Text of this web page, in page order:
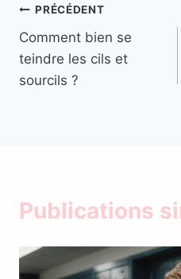
Navigation
de
l’article
PRÉCÉDENT
Comment bien se
teindre les cils et
sourcils ?
Publications